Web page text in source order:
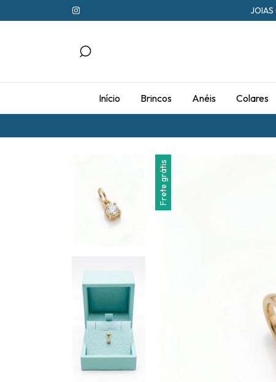
JOIAS
Início Brincos Anéis Colares
Frete grátis